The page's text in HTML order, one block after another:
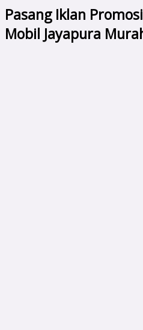
Pasang Iklan
Mobil Jayapura